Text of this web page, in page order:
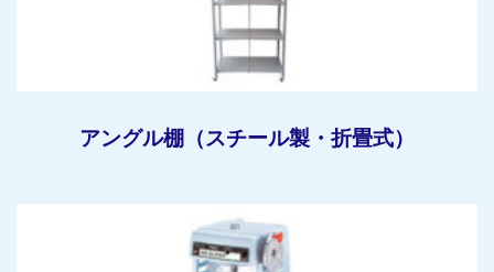
アングル棚（スチール製・折畳式）